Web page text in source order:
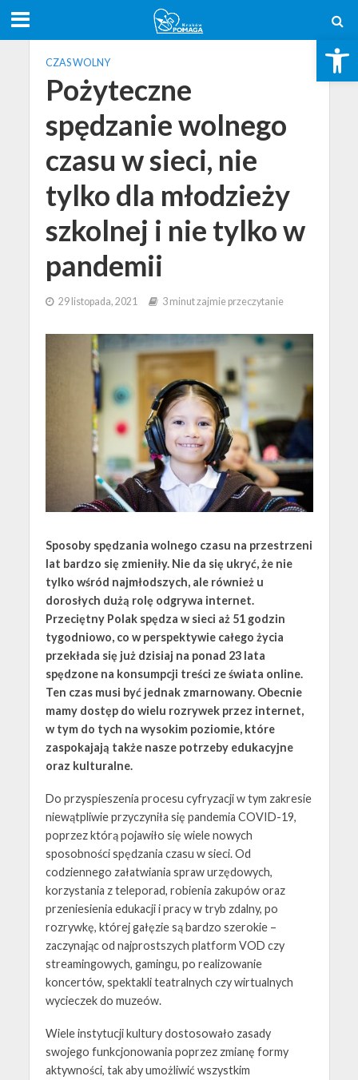
Open toolbar
CZAS WOLNY
Pożyteczne
spędzanie wolnego
czasu w sieci, nie
tylko dla młodzieży
szkolnej i nie tylko w
pandemii
29 listopada, 2021 3 minut zajmie przeczytanie
Sposoby spędzania wolnego czasu na przestrzeni
lat bardzo się zmieniły. Nie da się ukryć, że nie
tylko wśród najmłodszych, ale również u
dorosłych dużą rolę odgrywa internet.
Przeciętny Polak spędza w sieci aż 51 godzin
tygodniowo, co w perspektywie całego życia
przekłada się już dzisiaj na ponad 23 lata
spędzone na konsumpcji treści ze świata online.
Ten czas musi być jednak zmarnowany. Obecnie
mamy dostęp do wielu rozrywek przez internet,
w tym do tych na wysokim poziomie, które
zaspokajają także nasze potrzeby edukacyjne
oraz kulturalne.
Do przyspieszenia procesu cyfryzacji w tym zakresie
niewątpliwie przyczyniła się pandemia COVID-19,
poprzez którą pojawiło się wiele nowych
sposobności spędzania czasu w sieci. Od
codziennego załatwiania spraw urzędowych,
korzystania z teleporad, robienia zakupów oraz
przeniesienia edukacji i pracy w tryb zdalny, po
rozrywkę, której gałęzie są bardzo szerokie –
zaczynając od najprostszych platform VOD czy
streamingowych, gamingu, po realizowanie
koncertów, spektakli teatralnych czy wirtualnych
wycieczek do muzeów.
Wiele instytucji kultury dostosowało zasady
swojego funkcjonowania poprzez zmianę formy
aktywności, tak aby umożliwić wszystkim